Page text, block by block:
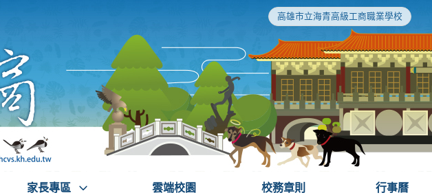
高雄市立海青高級工商職業學校
家長專區 雲端校園 校務章則 行事曆